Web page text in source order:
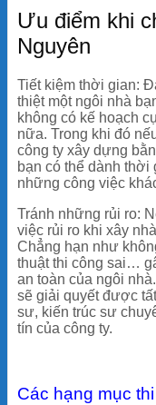
Ưu điểm khi
Nguyên
Tiết kiệm thời gian:
thiệt một ngôi nhà
không có kế hoạch
nữa. Trong khi đó
công ty xây dựng
bạn có thể dành thời
những công việc
Tránh những rủi ro:
việc rủi ro khi xây
Chẳng hạn như
thuật thi công sai…
an toàn của ngôi
sẽ giải quyết được
sư, kiến trúc sư
tín của công ty.
Các hạng mục